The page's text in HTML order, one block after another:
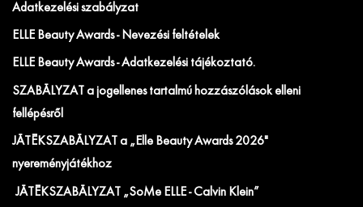
Adatkezelési szabályzat
ELLE Beauty Awards - Nevezési feltételek
ELLE Beauty Awards - Adatkezelési tájékoztató.
SZABÁLYZAT a jogellenes tartalmú hozzászólások elleni
fellépésről
JÁTÉKSZABÁLYZAT a „Elle Beauty Awards 2026"
nyereményjátékhoz
JÁTÉKSZABÁLYZAT „SoMe ELLE - Calvin Klein”